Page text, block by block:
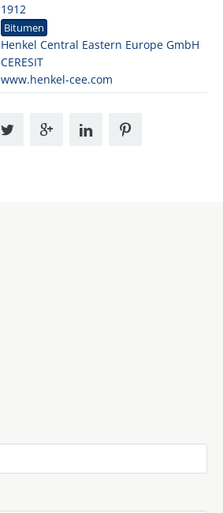
1912
Bitumen
Henkel Central Eastern Europe GmbH
CERESIT
www.henkel-cee.com